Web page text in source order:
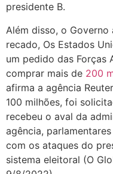
presidente B.
Além disso, o
recado, Os Estados
um pedido das Forças
comprar mais de 200
afirma a agência
100 milhões, foi
recebeu o aval da
agência,
com os ataques do
sistema eleitoral (O